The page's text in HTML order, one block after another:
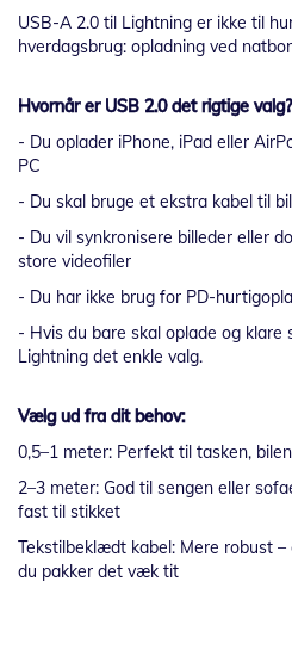
USB-A 2.0 til Lightning er ikke til
hverdagsbrug: opladning ved
Hvornår er USB 2.0 det rigtige valg?
- Du oplader iPhone, iPad eller
PC
- Du skal bruge et ekstra kabel til
- Du vil synkronisere billeder eller
store videofiler
- Du har ikke brug for PD-
- Hvis du bare skal oplade og klare
Lightning det enkle valg.
Vælg ud fra dit behov:
0,5–1 meter: Perfekt til tasken,
2–3 meter: God til sengen eller
fast til stikket
Tekstilbeklædt kabel: Mere robust
du pakker det væk tit